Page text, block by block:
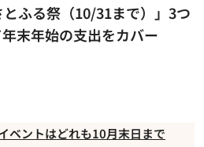
ふる祭（10/31まで）」3つ
末年始の支出をカバー
ントはどれも10月末日まで